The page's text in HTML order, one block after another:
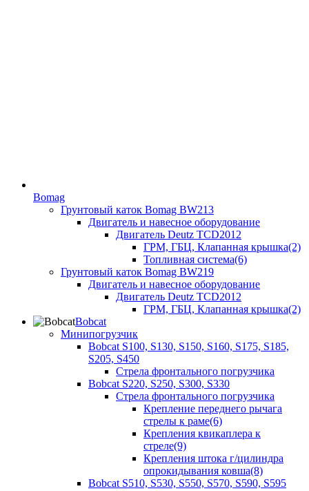
Bomag
Грунтовый каток Bomag BW213
Двигатель и навесное оборудование
Двигатель Deutz TCD2012
ГРМ, ГБЦ, Клапанная крышка(2)
Топливная система(6)
Грунтовый каток Bomag BW219
Двигатель и навесное оборудование
Двигатель Deutz TCD2012
ГРМ, ГБЦ, Клапанная крышка(2)
Bobcat
Минипогрузчик
Bobcat S100, S130, S150, S160, S175, S185,
S205, S450
Стрела фронтального погрузчика
Bobcat S220, S250, S300, S330
Стрела фронтального погрузчика
Крепление переднего рычага
стрелы к раме(6)
Крепления квикаплера к
стреле(9)
Крепления штока г/цилиндра
опрокидывания ковша(8)
Bobcat S510, S530, S550, S570, S590, S595